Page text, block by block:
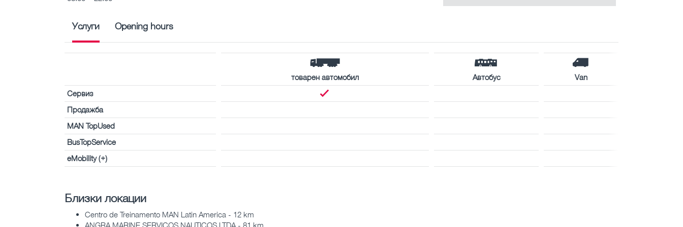
Услуги Opening hours
товарен автомобил Автобус
Van
Сервиз
Продажба
MAN TopUsed
BusTopService
eMobility (+)
Близки локации
Centro de Treinamento MAN Latin America - 12 km
ANGRA MARINE SERVICOS NAUTICOS LTDA - 81 km